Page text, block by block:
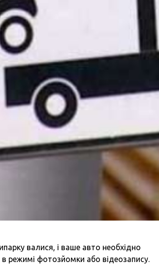
валися, і ваше авто необхідно
режимі фотозйомки або відеозапису.